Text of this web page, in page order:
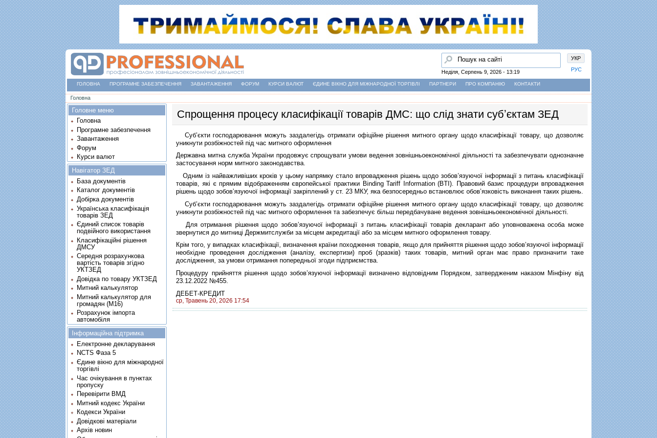
УКР
РУС
Пошук
Неділя, Серпень 9, 2026 - 13:19
ГОЛОВНА ПРОГРАМНЕ ЗАБЕЗПЕЧЕННЯ ЗАВАНТАЖЕННЯ ФОРУМ КУРСИ ВАЛЮТ ЄДИНЕ ВІКНО ДЛЯ МІЖНАРОДНОЇ ТОРГІВЛІ ПАРТНЕРИ ПРО КОМПАНІЮ КОНТАКТИ
Ви є тут
Головна
Спрощення процесу класифікації товарів ДМС: що слід знати субʼєктам ЗЕД
Суб’єкти господарювання можуть заздалегідь отримати офіційне рішення митного органу щодо класифікації товару, що дозволяє
уникнути розбіжностей під час митного оформлення
Державна митна служба України продовжує спрощувати умови ведення зовнішньоекономічної діяльності та забезпечувати однозначне
застосування норм митного законодавства.
Одним із найважливіших кроків у цьому напрямку стало впровадження рішень щодо зобов’язуючої інформації з питань класифікації
товарів, які є прямим відображенням європейської практики Binding Tariff Information (BTI). Правовий базис процедури впровадження
рішень щодо зобов’язуючої інформації закріплений у ст. 23 МКУ, яка безпосередньо встановлює обов’язковість виконання таких рішень.
Суб’єкти господарювання можуть заздалегідь отримати офіційне рішення митного органу щодо класифікації товару, що дозволяє
уникнути розбіжностей під час митного оформлення та забезпечує більш передбачуване ведення зовнішньоекономічної діяльності.
Для отримання рішення щодо зобов’язуючої інформації з питань класифікації товарів декларант або уповноважена особа може
звернутися до митниці Держмитслужби за місцем акредитації або за місцем митного оформлення товару.
Крім того, у випадках класифікації, визначення країни походження товарів, якщо для прийняття рішення щодо зобов’язуючої інформації
необхідне проведення дослідження (аналізу, експертизи) проб (зразків) таких товарів, митний орган має право призначити таке
дослідження, за умови отримання попередньої згоди підприємства.
Процедуру прийняття рішення щодо зобов’язуючої інформації визначено відповідним Порядком, затвердженим наказом Мінфіну від
23.12.2022 №455.
ДЕБЕТ-КРЕДИТ
ср, Травень 20, 2026 17:54
Головне меню
Головна
Програмне забезпечення
Завантаження
Форум
Курси валют
Навігатор ЗЕД
База документів
Каталог документів
Добірка документів
Українська класифікація
товарів ЗЕД
Єдиний список товарів
подвійного використання
Класифікаційні рішення
ДМСУ
Середня розрахункова
вартість товарів згідно
УКТЗЕД
Довідка по товару УКТЗЕД
Митний калькулятор
Митний калькулятор для
громадян (М16)
Розрахунок імпорта
автомобіля
Інформаційна підтримка
Електронне декларування
NCTS Фаза 5
Єдине вікно для міжнародної
торгівлі
Час очікування в пунктах
пропуску
Перевірити ВМД
Митний кодекс України
Кодекси України
Довідкові матеріали
Архів новин